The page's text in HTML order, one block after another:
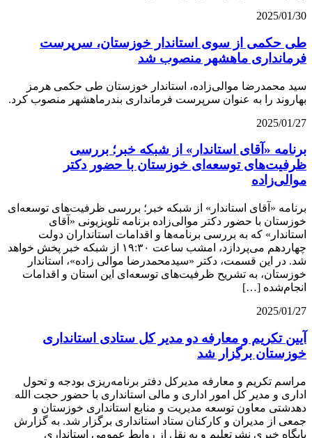
2025/01/30
طی حکمی از سوی استاندار خوزستان، سرپرست
فرمانداری ماهشهر منصوب شد
سید محمدرضا موالی‌زاده، استاندار خوزستان طی حکمی هرمز
بهاروند را به عنوان سرپرست فرمانداری بندرماهشهر منصوب کرد.
2025/01/27
برنامه «آقای استاندار» از شبکه خبر؛ بررسی
ظرفیت‌های توسعه‌ای خوزستان با حضور دکتر
موالی‌زاده
برنامه «آقای استاندار» از شبکه خبر؛ بررسی ظرفیت‌های توسعه‌ای
خوزستان با حضور دکتر موالی‌زاده برنامه تلویزیونی «آقای
استاندار» که به بررسی برنامه‌ها و اقدامات استانداران دولت
چهاردهم می‌پردازد، امشب ساعت ۱۹:۳۰ از شبکه خبر پخش خواهد
شد. در این قسمت، دکتر «سیدمحمدرضا موالی زاده»، استاندار
خوزستان، به تشریح ظرفیت‌های توسعه‌ای این استان و اقدامات
انجام‌شده […]
2025/01/27
آیین تکریم و معارفه دو مدیر کل ستادی استانداری
خوزستان برگزار شد
مراسم تکریم و معارفه مدیرکل دفتر برنامه‌ریزی بودجه و تحول
اداری و مدیر کل امور اداری و مالی استانداری با حضور حجت الله
دهدشتی معاون توسعه مدیریت و منابع استانداری خوزستان و
جمعی از مدیران و کارکنان ستاد استانداری برگزار شد. به گزارش
پایگاه خبری نشرتعلیم و به نقل از روابط عمومی استانداری